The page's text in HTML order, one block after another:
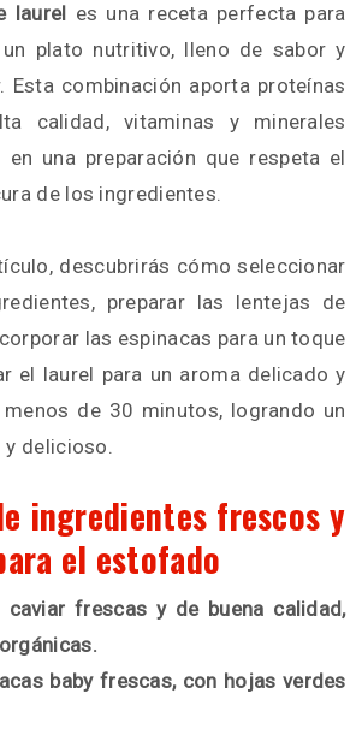
laurel es una receta perfecta para
un plato nutritivo, lleno de sabor y
Esta combinación aporta proteínas
calidad, vitaminas y minerales
en una preparación que respeta el
de los ingredientes.
descubrirás cómo seleccionar
preparar las lentejas de
las espinacas para un toque
el laurel para un aroma delicado y
de 30 minutos, logrando un
y delicioso.
ingredientes frescos y
el estofado
caviar frescas y de buena calidad,
baby frescas, con hojas verdes